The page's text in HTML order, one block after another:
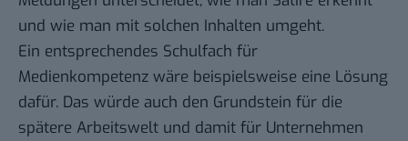
und wie man mit solchen Inhalten umgeht.
Ein entsprechendes Schulfach für
Medienkompetenz wäre beispielsweise eine Lösung
dafür. Das würde auch den Grundstein für die
spätere Arbeitswelt und damit für Unternehmen